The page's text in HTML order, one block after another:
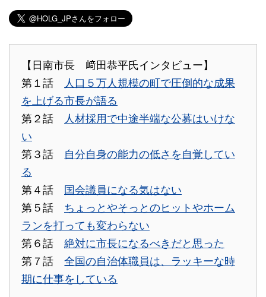
【日南市長 﨑田恭平氏インタビュー】
第１話
人口５万人規模の町で圧倒的な成果
を上げる市長が語る
第２話
人材採用で中途半端な公募はいけな
い
第３話 自分自身の能力の低さを自覚してい
る
第４話 国会議員になる気はない
第５話 ちょっとやそっとのヒットやホーム
ランを打っても変わらない
第６話 絶対に市長になるべきだと思った
第７話 全国の自治体職員は、ラッキーな時
期に仕事をしている